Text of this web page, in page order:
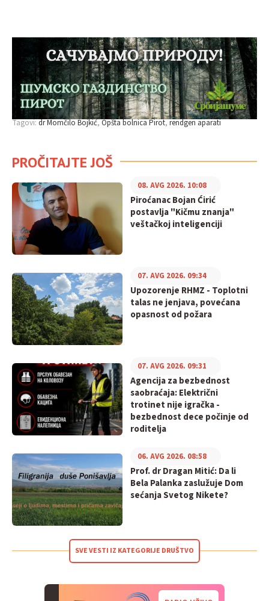
Tagovi:dr Momčilo Bojkić Opšta bolnica Pirot rendgen aparati
PROČITAJTE JOŠ
Piroćanac Bojan Ćirić
postavlja "Kičmu znanja"
veštačkoj inteligenciji
08. AVG 2026. 10:08
Upozorenje RHMZ - Toplotni
talas ne jenjava, povećana
opasnost od požara
07. AVG 2026. 09:34
Agencija za bezbednost
saobraćaja: Električni
trotinet nije igračka -
bezbednost dece počinje od
roditelja
07. AVG 2026. 09:31
Prof. dr Dragan Mitić: Da li
Bela Palanka zaslužuje Dom
sećanja Svetog Nikete?
06. AVG 2026. 08:58
SVE VESTI IZ KATEGORIJE DRUŠTVO